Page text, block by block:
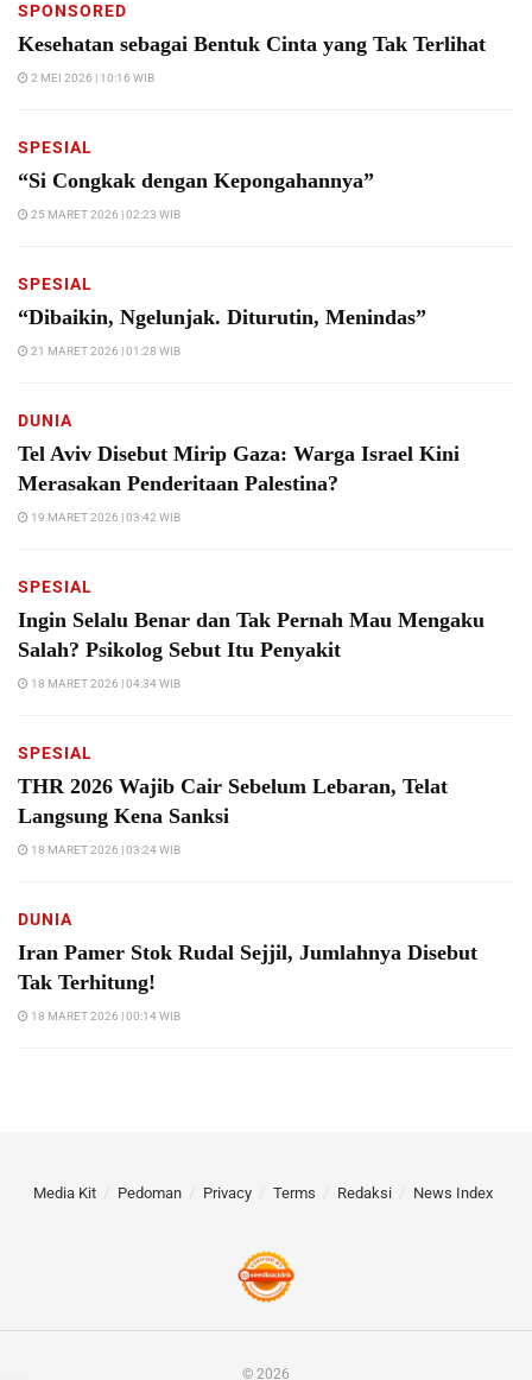
SPONSORED
Kesehatan sebagai Bentuk Cinta yang Tak Terlihat
2 MEI 2026 | 10:16 WIB
SPESIAL
“Si Congkak dengan Kepongahannya”
25 MARET 2026 | 02:23 WIB
SPESIAL
“Dibaikin, Ngelunjak. Diturutin, Menindas”
21 MARET 2026 | 01:28 WIB
DUNIA
Tel Aviv Disebut Mirip Gaza: Warga Israel Kini
Merasakan Penderitaan Palestina?
19 MARET 2026 | 03:42 WIB
SPESIAL
Ingin Selalu Benar dan Tak Pernah Mau Mengaku
Salah? Psikolog Sebut Itu Penyakit
18 MARET 2026 | 04:34 WIB
SPESIAL
THR 2026 Wajib Cair Sebelum Lebaran, Telat
Langsung Kena Sanksi
18 MARET 2026 | 03:24 WIB
DUNIA
Iran Pamer Stok Rudal Sejjil, Jumlahnya Disebut
Tak Terhitung!
18 MARET 2026 | 00:14 WIB
Media Kit Pedoman Privacy Terms Redaksi News Index
© 2026